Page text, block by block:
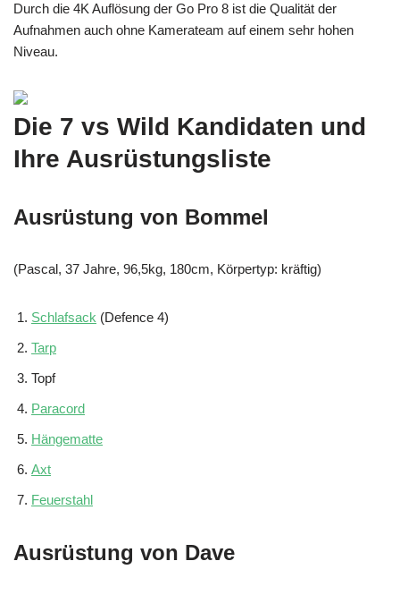
Durch die 4K Auflösung der Go Pro 8 ist die Qualität der
Aufnahmen auch ohne Kamerateam auf einem sehr hohen
Niveau.
Die 7 vs Wild Kandidaten und
Ihre Ausrüstungsliste
Ausrüstung von Bommel
(Pascal, 37 Jahre, 96,5kg, 180cm, Körpertyp: kräftig)
Schlafsack (Defence 4)
Tarp
Topf
Paracord
Hängematte
Axt
Feuerstahl
Ausrüstung von Dave